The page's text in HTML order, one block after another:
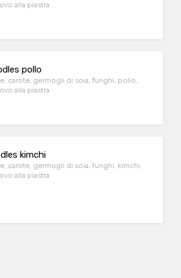
alla piastra
pollo
carote, germogli di soia, funghi, pollo,
alla piastra
kimchi
carote, germogli di soia, funghi, kimchi,
alla piastra